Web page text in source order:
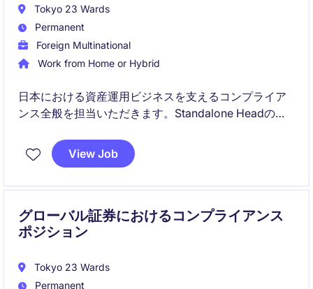
Tokyo 23 Wards
Permanent
Foreign Multinational
Work from Home or Hybrid
日本における資産運用ビジネスを支えるコンプライア
ンス全般を担当いただきます。Standalone Headの立
なポジションです。
View Job
グローバル証券におけるコンプライアンス
ポジション
Tokyo 23 Wards
Permanent